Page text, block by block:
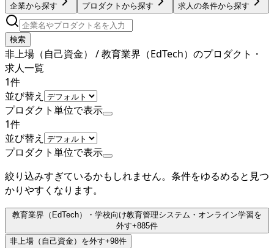
企業から探す プロダクトから探す 求人の条件から探す
検索
非上場（自己資金） / 教育業界（EdTech）のプロダクト・
求人一覧
1件
並び替え
プロダクト単位で表示
1件
並び替え
プロダクト単位で表示
絞り込みすぎているかもしれません。条件をゆるめると見つ
かりやすくなります。
教育業界（EdTech）・学校向け教育管理システム・オンライン学習を
外す+885件
非上場（自己資金） を外す+98件